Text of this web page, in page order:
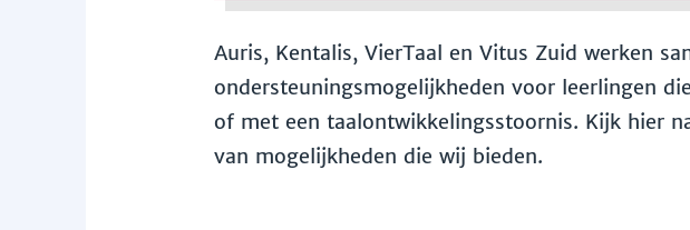
Auris, Kentalis, VierTaal en Vitus Zuid werken
ondersteuningsmogelijkheden voor leerlingen
of met een taalontwikkelingsstoornis. Kijk hier
van mogelijkheden die wij bieden.